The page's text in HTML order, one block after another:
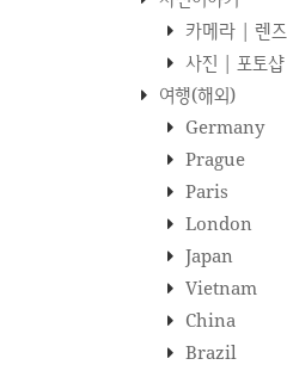
카메라 | 렌즈
사진 | 포토샵
여행(해외)
Germany
Prague
Paris
London
Japan
Vietnam
China
Brazil